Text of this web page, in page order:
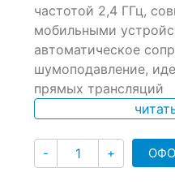
on
customer
ratings
частотой 2,4 ГГц,
мобильными
автоматическое
шумоподавление,
прямых трансляций
- Количество
+